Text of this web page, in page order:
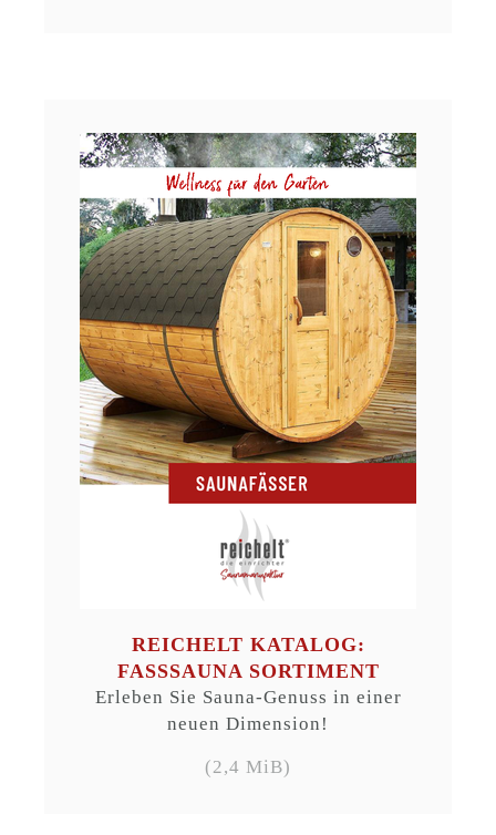
REICHELT KATALOG:
FASSSAUNA SORTIMENT
Erleben Sie Sauna-Genuss in einer
neuen Dimension!
(2,4 MiB)